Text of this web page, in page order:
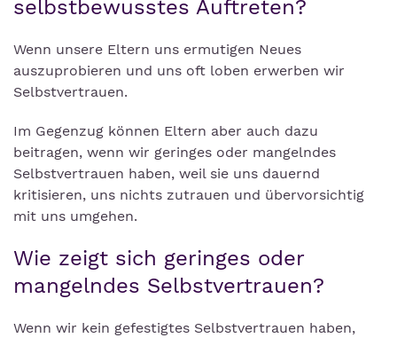
selbstbewusstes Auftreten?
Wenn unsere Eltern uns ermutigen Neues
auszuprobieren und uns oft loben erwerben wir
Selbstvertrauen.
Im Gegenzug können Eltern aber auch dazu
beitragen, wenn wir geringes oder mangelndes
Selbstvertrauen haben, weil sie uns dauernd
kritisieren, uns nichts zutrauen und übervorsichtig
mit uns umgehen.
Wie zeigt sich geringes oder
mangelndes Selbstvertrauen?
Wenn wir kein gefestigtes Selbstvertrauen haben,